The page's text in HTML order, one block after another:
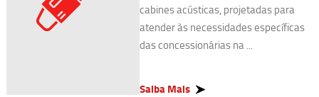
cabines acústicas, projetadas para
atender às necessidades específicas
das concessionárias na ...
Saiba Mais